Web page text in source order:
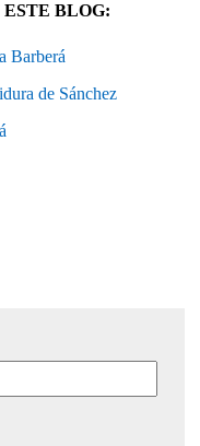
BLOG:
Barberá
de Sánchez